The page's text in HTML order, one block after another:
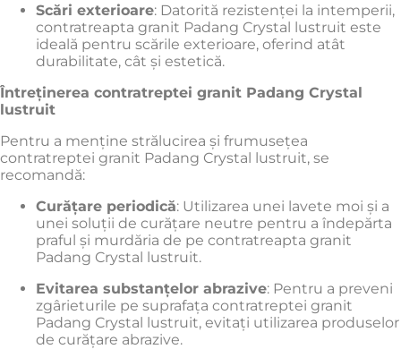
Scări exterioare: Datorită rezistenței la intemperii,
contratreapta granit Padang Crystal lustruit este
ideală pentru scările exterioare, oferind atât
durabilitate, cât și estetică.
Întreținerea contratreptei granit Padang Crystal
lustruit
Pentru a menține strălucirea și frumusețea
contratreptei granit Padang Crystal lustruit, se
recomandă:
Curățare periodică: Utilizarea unei lavete moi și a
unei soluții de curățare neutre pentru a îndepărta
praful și murdăria de pe contratreapta granit
Padang Crystal lustruit.
Evitarea substanțelor abrazive: Pentru a preveni
zgârieturile pe suprafața contratreptei granit
Padang Crystal lustruit, evitați utilizarea produselor
de curățare abrazive.